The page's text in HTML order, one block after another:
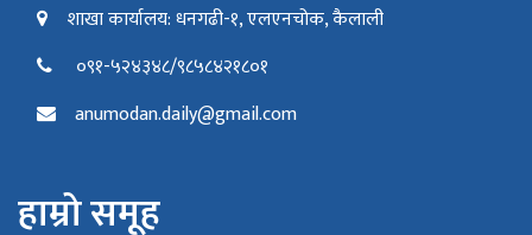
शाखा कार्यालय: धनगढी-१, एलएनचोक, कैलाली
०९१-५२४३४८/९८५८४२१८०१
anumodan.daily@gmail.com
हाम्रो समूह